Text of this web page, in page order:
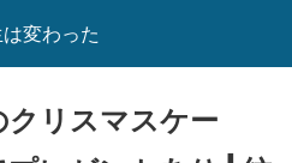
変わった
クリスマスケー